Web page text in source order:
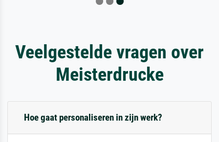
Veelgestelde vragen over
Meisterdrucke
Hoe gaat personaliseren in zijn werk?